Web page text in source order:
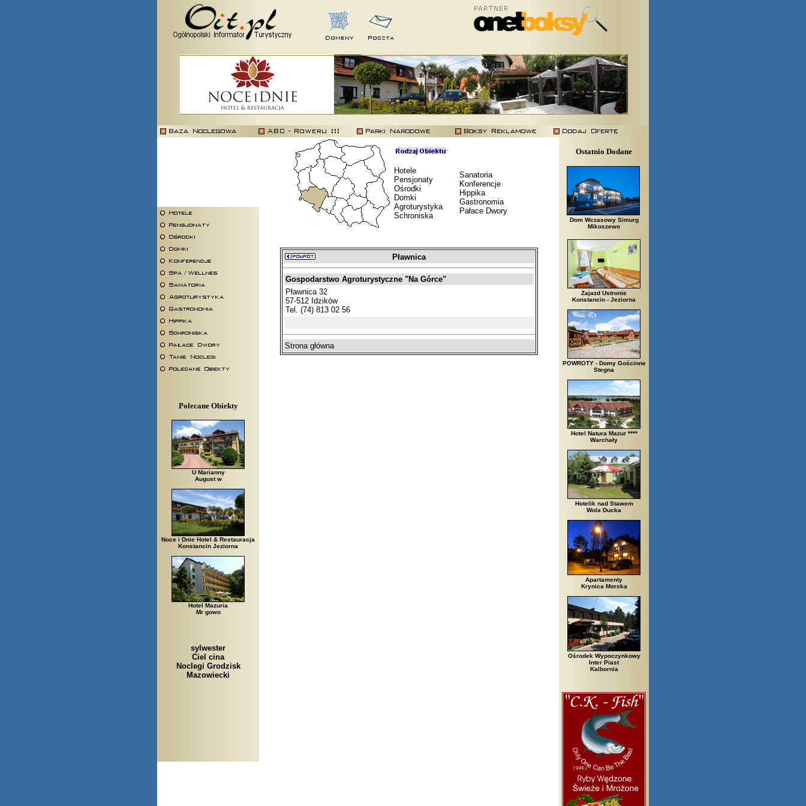
Polecane Obiekty
U Marianny
August w
Noce i Dnie Hotel & Restauracja
Konstancin Jeziorna
Hotel Mazuria
Mr gowo
sylwester
Ciel cina
Noclegi Grodzisk
Mazowiecki
Hotele
Pensjonaty
Ośrodki
Domki
Agroturystyka
Schroniska
Sanatoria
Konferencje
Hippika
Gastronomia
Pałace Dwory
Pławnica
Gospodarstwo Agroturystyczne "Na Górce"
Pławnica 32
57-512 Idzików
Tel. (74) 813 02 56
Strona główna
Arłamów, Augustów, Babice Stare, Bachanowo, Barczewo, Bardo, Białobrzegi, Białowieża, Bielsko Biała, Biały Bór, Biały Dunajec,
Ostatnio Dodane
Dom Wczasowy Simurg
Mikoszewo
Zajazd Ustronie
Konstancin - Jeziorna
POWROTY - Domy Gościnne
Stegna
Hotel Natura Mazur ****
Warchały
Hotelik nad Stawem
Wola Ducka
Apartamenty
Krynica Morska
Ośrodek Wypoczynkowy
Inter Piast
Kalbornia